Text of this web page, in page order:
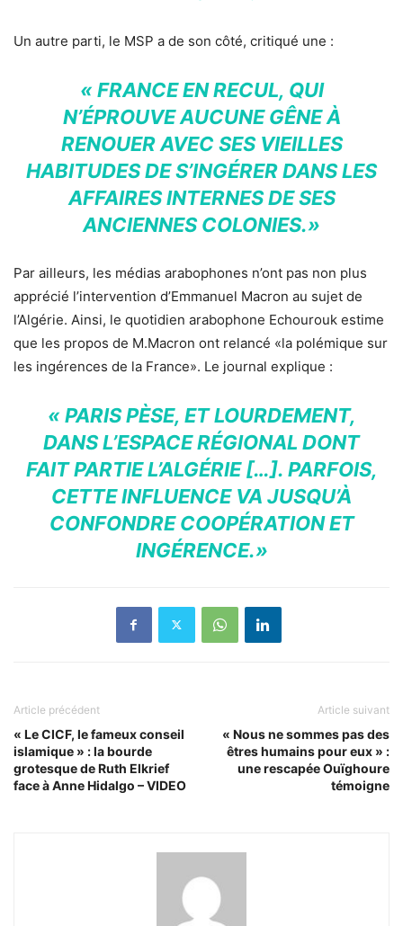
Un autre parti, le MSP a de son côté, critiqué une :
« FRANCE EN RECUL, QUI
N’ÉPROUVE AUCUNE GÊNE À
RENOUER AVEC SES VIEILLES
HABITUDES DE S’INGÉRER DANS LES
AFFAIRES INTERNES DE SES
ANCIENNES COLONIES.»
Par ailleurs, les médias arabophones n’ont pas non plus
apprécié l’intervention d’Emmanuel Macron au sujet de
l’Algérie. Ainsi, le quotidien arabophone Echourouk estime
que les propos de M.Macron ont relancé «la polémique sur
les ingérences de la France». Le journal explique :
« PARIS PÈSE, ET LOURDEMENT,
DANS L’ESPACE RÉGIONAL DONT
FAIT PARTIE L’ALGÉRIE […]. PARFOIS,
CETTE INFLUENCE VA JUSQU’À
CONFONDRE COOPÉRATION ET
INGÉRENCE.»
Article précédent
« Le CICF, le fameux conseil
islamique » : la bourde
grotesque de Ruth Elkrief
face à Anne Hidalgo – VIDEO
Article suivant
« Nous ne sommes pas des
êtres humains pour eux » :
une rescapée Ouïghoure
témoigne